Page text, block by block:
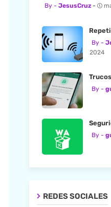
JesusCruz
2024
REDES SOCIALES